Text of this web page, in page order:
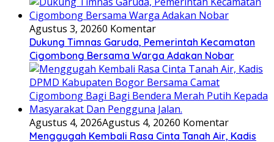
Agustus 3, 20260 Komentar
Dukung Timnas Garuda, Pemerintah Kecamatan
Cigombong Bersama Warga Adakan Nobar
Agustus 4, 2026Agustus 4, 20260 Komentar
Menggugah Kembali Rasa Cinta Tanah Air, Kadis